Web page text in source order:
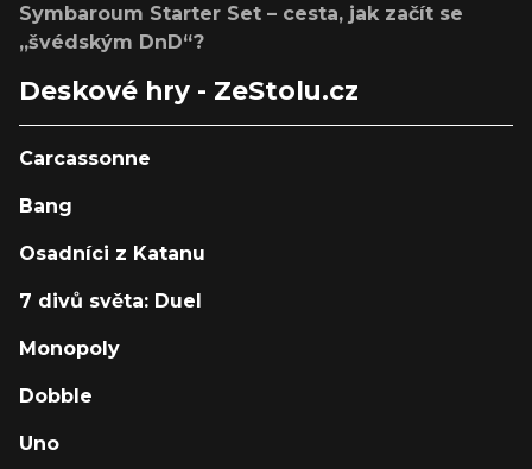
Symbaroum Starter Set – cesta, jak začít se
„švédským DnD“?
Deskové hry - ZeStolu.cz
Carcassonne
Bang
Osadníci z Katanu
7 divů světa: Duel
Monopoly
Dobble
Uno